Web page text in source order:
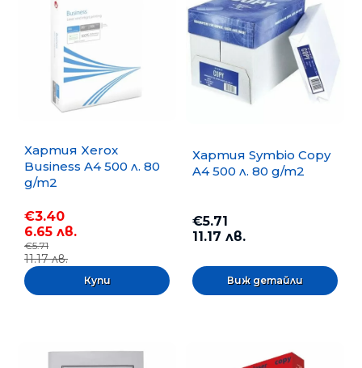
Хартия Xerox
Business A4 500 л. 80
g/m2
€3.40
6.65 лв.
€5.71
11.17 лв.
Хартия Symbio Copy
A4 500 л. 80 g/m2
€5.71
11.17 лв.
Виж детайли